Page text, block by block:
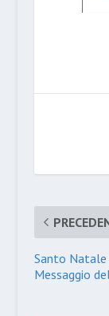
Santo
Messaggio